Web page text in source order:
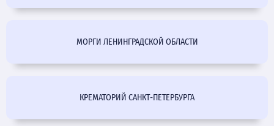
МОРГИ ЛЕНИНГРАДСКОЙ ОБЛАСТИ
КРЕМАТОРИЙ САНКТ-ПЕТЕРБУРГА